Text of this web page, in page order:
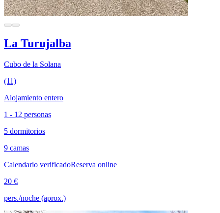
La Turujalba
Cubo de la Solana
(11)
Alojamiento entero
1 - 12 personas
5 dormitorios
9 camas
Calendario verificadoReserva online
20 €
pers./noche (aprox.)